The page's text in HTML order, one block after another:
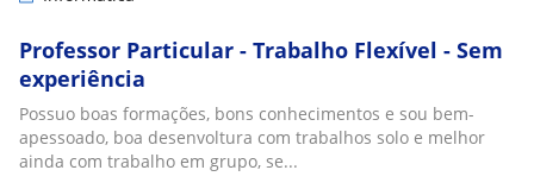
Professor Particular - Trabalho Flexível - Sem
experiência
Possuo boas formações, bons conhecimentos e sou bem-
apessoado, boa desenvoltura com trabalhos solo e melhor
ainda com trabalho em grupo, se...